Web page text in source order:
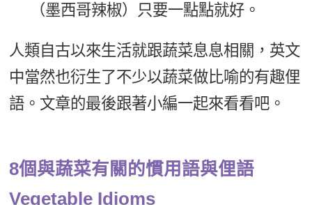
（墨西哥辣椒）只要一點點就好。
人類自古以來生活就跟蔬菜息息相關，英文
中當然也衍生了不少以蔬菜做比喻的有趣俚
語。文章的最後跟著小編一起來看看吧。
8個與蔬菜有關的慣用語與俚語
Vegetable Idioms